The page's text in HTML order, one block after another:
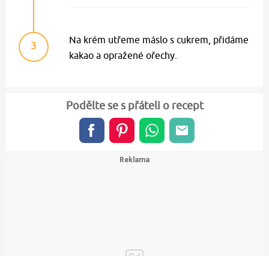
3
Na krém utřeme máslo s cukrem, přidáme
kakao a opražené ořechy.
Podělte se s přáteli o recept